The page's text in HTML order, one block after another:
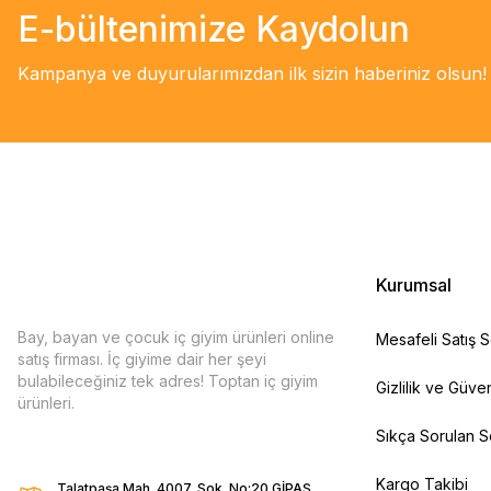
E-bültenimize Kaydolun
Kampanya ve duyurularımızdan ilk sizin haberiniz olsun!
Bay, bayan ve çocuk iç giyim ürünleri online
satış firması. İç giyime dair her şeyi
bulabileceğiniz tek adres! Toptan iç giyim
ürünleri.
Kurumsal
Mesafeli Satış
Gizlilik ve
Sıkça Sorulan
Kargo Takibi